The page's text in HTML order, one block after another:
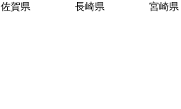
佐賀県 長崎県 宮崎県